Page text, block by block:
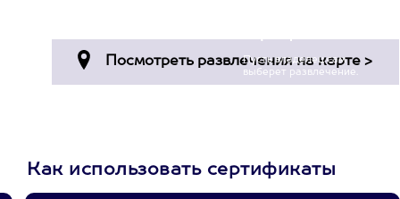
Пусть владелец сам
выберет развлечение.
Как использовать сертификаты